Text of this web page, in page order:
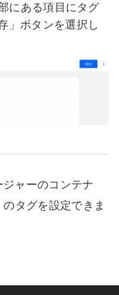
にある項目にタグ
」ボタンを選択し
ジャーのコンテナ
タグを設定できま